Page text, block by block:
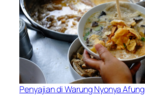
Penyajian di Warung Nyonya Afung